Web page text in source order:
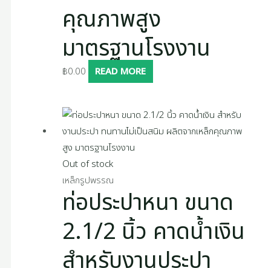
คุณภาพสูง
มาตรฐานโรงงาน
฿0.00 READ MORE
Out of stock
เหล็กรูปพรรณ
ท่อประปาหนา ขนาด
2.1/2 นิ้ว คาดน้ำเงิน
สำหรับงานประปา